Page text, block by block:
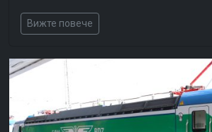
Вижте повече